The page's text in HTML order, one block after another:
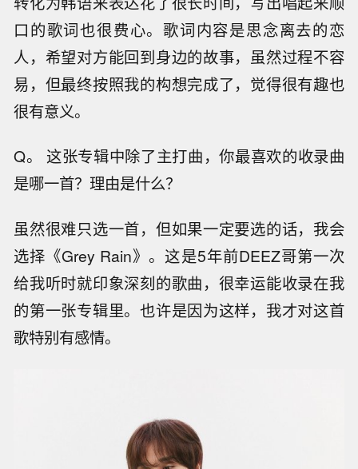
口的歌词也很费心。歌词内容是思念离去的恋
人，希望对方能回到身边的故事，虽然过程不容
易，但最终按照我的构想完成了，觉得很有趣也
很有意义。
Q。 这张专辑中除了主打曲，你最喜欢的收录曲
是哪一首？理由是什么？
虽然很难只选一首，但如果一定要选的话，我会
选择《Grey Rain》。这是5年前DEEZ哥第一次
给我听时就印象深刻的歌曲，很幸运能收录在我
的第一张专辑里。也许是因为这样，我才对这首
歌特别有感情。